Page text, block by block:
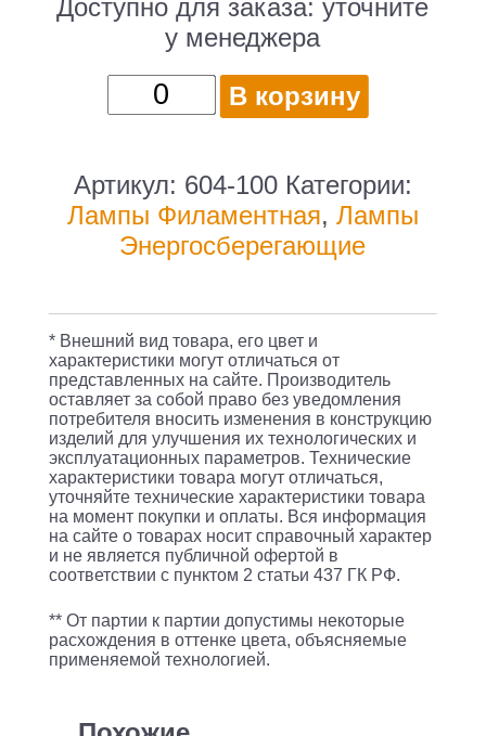
Доступно для заказа:уточните
у менеджера
Количество
товара
филам.
Rexant
9.5Вт
220B
2400K
св.свеч.бел.нейт.
CN
(упак.:10шт)
(604-
100)
В корзину
Артикул: 604-100 Категории:
Лампы Филаментная, Лампы
Энергосберегающие
* Внешний вид товара, его цвет и
характеристики могут отличаться от
представленных на сайте. Производитель
оставляет за собой право без уведомления
потребителя вносить изменения в конструкцию
изделий для улучшения их технологических и
эксплуатационных параметров. Технические
характеристики товара могут отличаться,
уточняйте технические характеристики товара
на момент покупки и оплаты. Вся информация
на сайте о товарах носит справочный характер
и не является публичной офертой в
соответствии с пунктом 2 статьи 437 ГК РФ.
** От партии к партии допустимы некоторые
расхождения в оттенке цвета, объясняемые
применяемой технологией.